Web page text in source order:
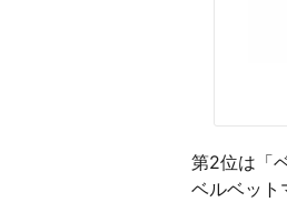
第2位は「
ベルベット